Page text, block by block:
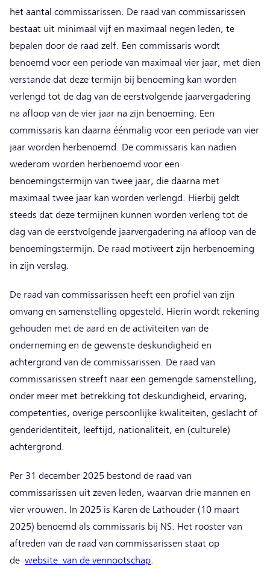
het aantal commissarissen. De raad van commissarissen
bestaat uit minimaal vijf en maximaal negen leden, te
bepalen door de raad zelf. Een commissaris wordt
benoemd voor een periode van maximaal vier jaar, met dien
verstande dat deze termijn bij benoeming kan worden
verlengd tot de dag van de eerstvolgende jaarvergadering
na afloop van de vier jaar na zijn benoeming. Een
commissaris kan daarna éénmalig voor een periode van vier
jaar worden herbenoemd. De commissaris kan nadien
wederom worden herbenoemd voor een
benoemingstermijn van twee jaar, die daarna met
maximaal twee jaar kan worden verlengd. Hierbij geldt
steeds dat deze termijnen kunnen worden verleng tot de
dag van de eerstvolgende jaarvergadering na afloop van de
benoemingstermijn. De raad motiveert zijn herbenoeming
in zijn verslag.
De raad van commissarissen heeft een profiel van zijn
omvang en samenstelling opgesteld. Hierin wordt rekening
gehouden met de aard en de activiteiten van de
onderneming en de gewenste deskundigheid en
achtergrond van de commissarissen. De raad van
commissarissen streeft naar een gemengde samenstelling,
onder meer met betrekking tot deskundigheid, ervaring,
competenties, overige persoonlijke kwaliteiten, geslacht of
genderidentiteit, leeftijd, nationaliteit, en (culturele)
achtergrond.
Per 31 december 2025 bestond de raad van
commissarissen uit zeven leden, waarvan drie mannen en
vier vrouwen. In 2025 is Karen de Lathouder (10 maart
2025) benoemd als commissaris bij NS. Het rooster van
aftreden van de raad van commissarissen staat op
de website van de vennootschap